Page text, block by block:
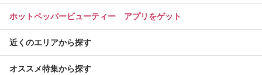
ホットペッパービューティー アプリをゲット
近くのエリアから探す
オススメ特集から探す